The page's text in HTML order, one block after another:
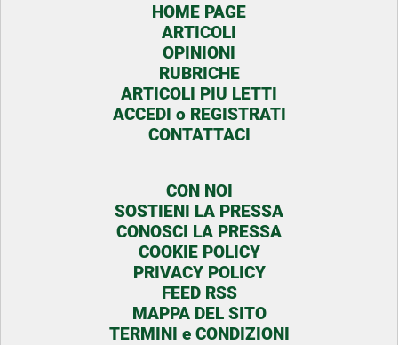
HOME PAGE
ARTICOLI
OPINIONI
RUBRICHE
ARTICOLI PIU LETTI
ACCEDI o REGISTRATI
CONTATTACI
CON NOI
SOSTIENI LA PRESSA
CONOSCI LA PRESSA
COOKIE POLICY
PRIVACY POLICY
FEED RSS
MAPPA DEL SITO
TERMINI e CONDIZIONI